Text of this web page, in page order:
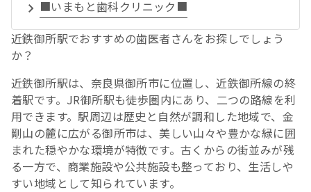
■いまもと歯科クリニック■
近鉄御所駅でおすすめの歯医者さんをお探しでしょう
か？
近鉄御所駅は、奈良県御所市に位置し、近鉄御所線の終
着駅です。JR御所駅も徒歩圏内にあり、二つの路線を利
用できます。駅周辺は歴史と自然が調和した地域で、金
剛山の麓に広がる御所市は、美しい山々や豊かな緑に囲
まれた穏やかな環境が特徴です。古くからの街並みが残
る一方で、商業施設や公共施設も整っており、生活しや
すい地域として知られています。